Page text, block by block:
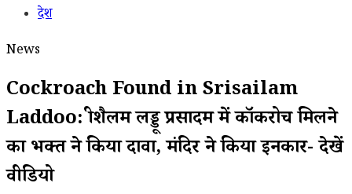
देश
News
Cockroach Found in Srisailam
Laddoo: श्रीशैलम लड्डू प्रसादम में कॉकरोच मिलने
का भक्त ने किया दावा, मंदिर ने किया इनकार- देखें
वीडियो